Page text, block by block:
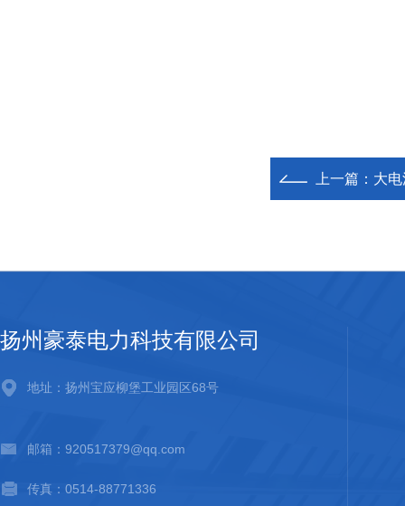
上一篇： 大
扬州豪泰电力科技有限公司
地址：扬州宝应柳堡工业园区68号
邮箱：920517379@qq.com
传真：0514-88771336